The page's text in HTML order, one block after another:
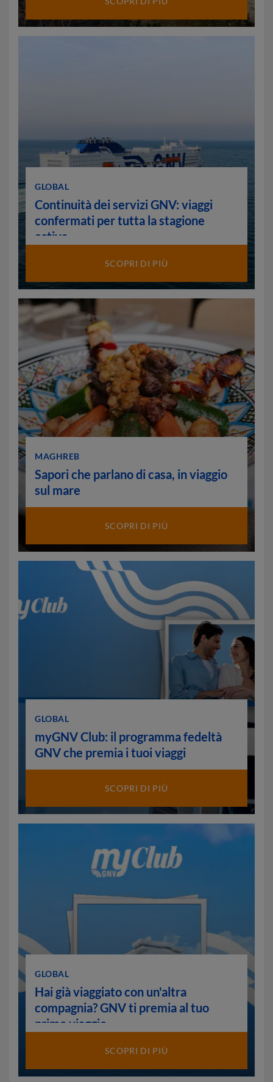
GLOBAL
Continuità dei servizi GNV: viaggi
confermati per tutta la stagione
estiva
SCOPRI DI PIÙ
MAGHREB
Sapori che parlano di casa, in viaggio
sul mare
SCOPRI DI PIÙ
GLOBAL
myGNV Club: il programma fedeltà
GNV che premia i tuoi viaggi
SCOPRI DI PIÙ
GLOBAL
Hai già viaggiato con un'altra
compagnia? GNV ti premia al tuo
primo viaggio.
SCOPRI DI PIÙ